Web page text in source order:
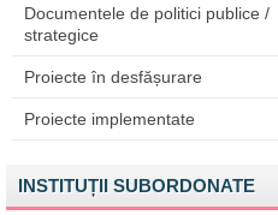
Documentele de politici publice /
strategice
Proiecte în desfășurare
Proiecte implementate
INSTITUȚII SUBORDONATE